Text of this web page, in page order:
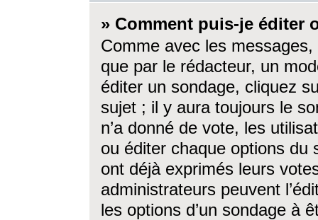
» Comment puis-je éditer
Comme avec les
que par le rédacteur, un
éditer un sondage, cliquez
sujet ; il y aura toujours le
n’a donné de vote, les
ou éditer chaque options du
ont déjà exprimés leurs
administrateurs peuvent
les options d’un sondage à